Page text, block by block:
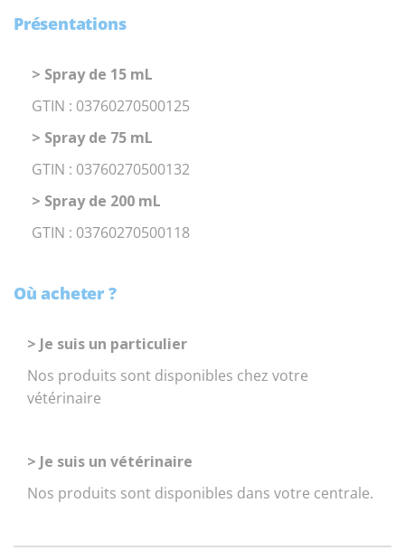
Présentations
> Spray de 15 mL
GTIN : 03760270500125
> Spray de 75 mL
GTIN : 03760270500132
> Spray de 200 mL
GTIN : 03760270500118
Où acheter ?
> Je suis un particulier
Nos produits sont disponibles chez votre
vétérinaire
> Je suis un vétérinaire
Nos produits sont disponibles dans votre centrale.